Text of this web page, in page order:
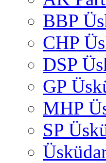
BBP
CHP
DSP
GP
MHP
SP